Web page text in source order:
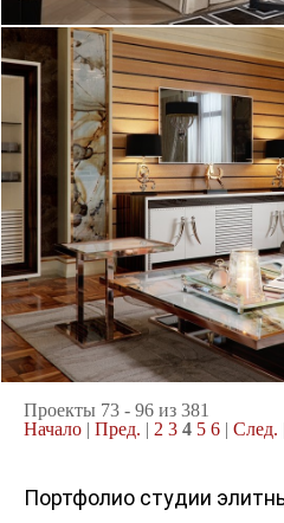
Статусный и роскошный
котором много дорогих
- мрамора, хрусталя, ...
коттедж, 344 м2
Ар-деко
Проекты 73 - 96 из 381
Начало | Пред. | 2 3 4 5 6 | След.
Портфолио студии